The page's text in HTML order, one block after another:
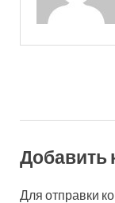
Добавить
Для отправки